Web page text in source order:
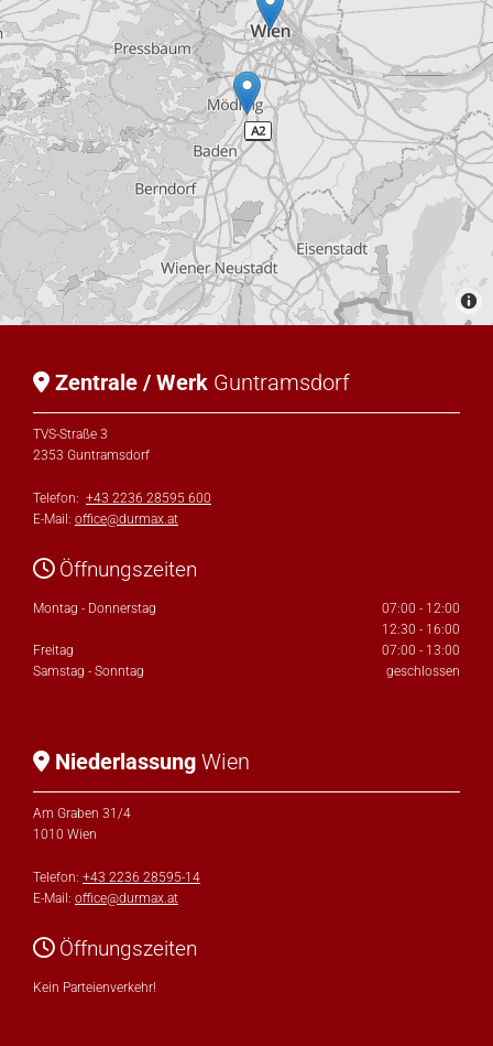
 Zentrale / Werk Guntramsdorf
TVS-Straße 3
2353 Guntramsdorf
Telefon: +43 2236 28595 600
E-Mail: office@durmax.at
Öffnungszeiten
Montag - Donnerstag
07:00 - 12:00
12:30 - 16:00
Freitag
07:00 - 13:00
Samstag - Sonntag
geschlossen
 Niederlassung Wien
Am Graben 31/4
1010 Wien
Telefon: +43 2236 28595-14
E-Mail: office@durmax.at
Öffnungszeiten
Kein Parteienverkehr!